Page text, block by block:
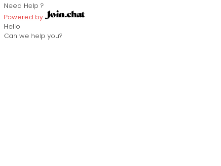
Need Help ?
Powered by
Hello
Can we help you?